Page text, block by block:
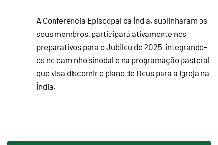
A Conferência Episcopal da Índia, sublinharam os
seus membros, participará ativamente nos
preparativos para o Jubileu de 2025, integrando-
os no caminho sinodal e na programação pastoral
que visa discernir o plano de Deus para a Igreja na
Índia.